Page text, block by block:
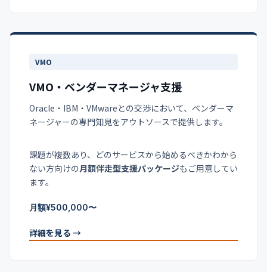
VMO
VMO・ベンダーマネージャ支援
Oracle・IBM・VMwareとの交渉において、ベンダーマ
ネージャーの専門知見をアウトソースで提供します。
課題が複数あり、どのサービスから始めるべきかわから
ない方向けの月額伴走型支援パッケージもご用意してい
ます。
月額¥500,000〜
詳細を見る →